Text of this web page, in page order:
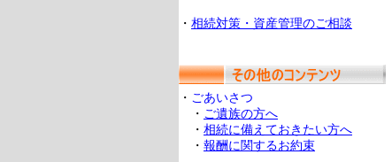
・ 相続対策・資産管理のご相談
・ ごあいさつ
・ ご遺族の方へ
・ 相続に備えておきたい方へ
・ 報酬に関するお約束